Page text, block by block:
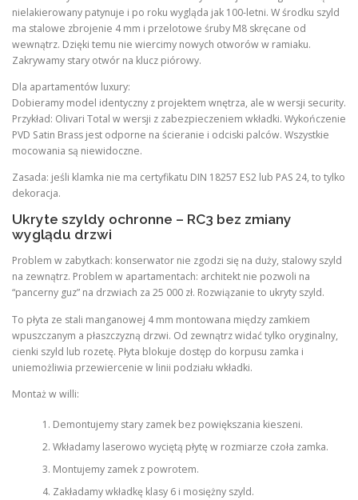
nielakierowany patynuje i po roku wygląda jak 100-letni. W środku szyld
ma stalowe zbrojenie 4 mm i przelotowe śruby M8 skręcane od
wewnątrz. Dzięki temu nie wiercimy nowych otworów w ramiaku.
Zakrywamy stary otwór na klucz piórowy.
Dla apartamentów luxury:
Dobieramy model identyczny z projektem wnętrza, ale w wersji security.
Przykład: Olivari Total w wersji z zabezpieczeniem wkładki. Wykończenie
PVD Satin Brass jest odporne na ścieranie i odciski palców. Wszystkie
mocowania są niewidoczne.
Zasada: jeśli klamka nie ma certyfikatu DIN 18257 ES2 lub PAS 24, to tylko
dekoracja.
Ukryte szyldy ochronne – RC3 bez zmiany
wyglądu drzwi
Problem w zabytkach: konserwator nie zgodzi się na duży, stalowy szyld
na zewnątrz. Problem w apartamentach: architekt nie pozwoli na
“pancerny guz” na drzwiach za 25 000 zł. Rozwiązanie to ukryty szyld.
To płyta ze stali manganowej 4 mm montowana między zamkiem
wpuszczanym a płaszczyzną drzwi. Od zewnątrz widać tylko oryginalny,
cienki szyld lub rozetę. Płyta blokuje dostęp do korpusu zamka i
uniemożliwia przewiercenie w linii podziału wkładki.
Montaż w willi:
Demontujemy stary zamek bez powiększania kieszeni.
Wkładamy laserowo wyciętą płytę w rozmiarze czoła zamka.
Montujemy zamek z powrotem.
Zakładamy wkładkę klasy 6 i mosiężny szyld.